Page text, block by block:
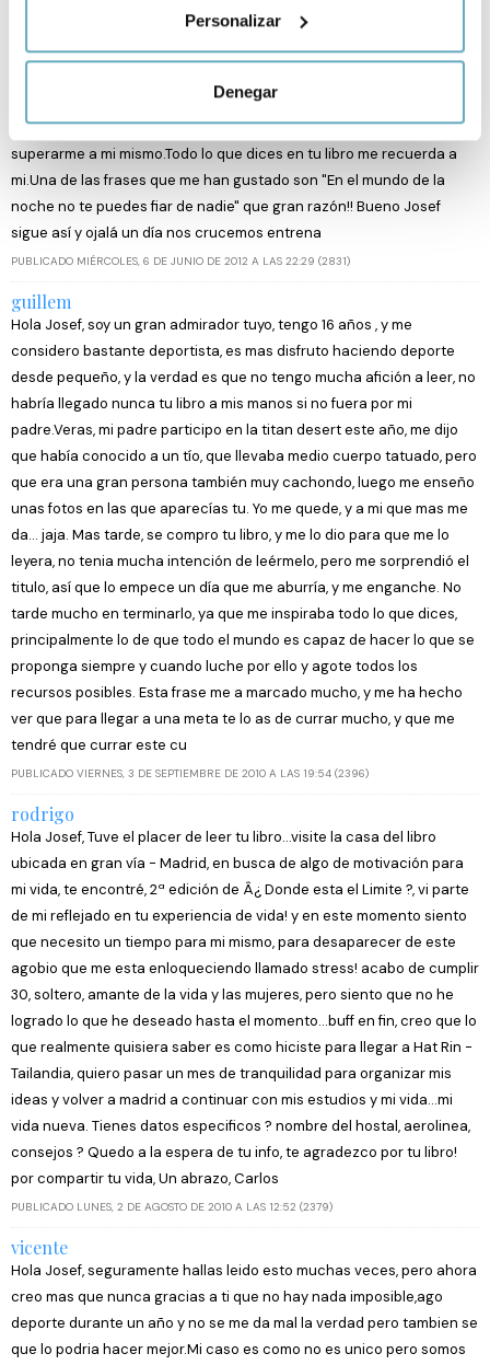
Identificar su dispositivo analizándolo activamente
datos personales y establezca sus preferencias en la
sección de datos. Puede cambiar o retirar su
consentimiento en cualquier momento en la Declaración
de cookies.
Las cookies de este sitio web se usan para personalizar
el contenido y los anuncios, ofrecer funciones de redes
sociales y analizar el tráfico. Además, compartimos
información sobre el uso que haga del sitio web con
nuestros partners de redes sociales, publicidad y análisis
web, quienes pueden combinarla con otra información
que les haya proporcionado o que hayan recopilado a
partir del uso que haya hecho de sus servicios.
Personalizar
Denegar
menos de una semana.Me parece que me vuelvo a enganchar a la
lectura.Bueno vamos al tema: Me ha encantado tu libro,salvando las
deporte muy temprano y lo dejé entre los 20 y 25 ya que salía mucho
de fiesta.Hace 5 años volví a montar en bici y busco competir para
superarme a mi mismo.Todo lo que dices en tu libro me recuerda a
mi.Una de las frases que me han gustado son "En el mundo de la
noche no te puedes fiar de nadie" que gran razón!! Bueno Josef
sigue así y ojalá un día nos crucemos entrena
PUBLICADO MIÉRCOLES, 6 DE JUNIO DE 2012 A LAS 22:29 (2831)
guillem
Hola Josef, soy un gran admirador tuyo, tengo 16 años , y me
considero bastante deportista, es mas disfruto haciendo deporte
desde pequeño, y la verdad es que no tengo mucha afición a leer, no
habría llegado nunca tu libro a mis manos si no fuera por mi
padre.Veras, mi padre participo en la titan desert este año, me dijo
que había conocido a un tío, que llevaba medio cuerpo tatuado, pero
que era una gran persona también muy cachondo, luego me enseño
unas fotos en las que aparecías tu. Yo me quede, y a mi que mas me
da... jaja. Mas tarde, se compro tu libro, y me lo dio para que me lo
leyera, no tenia mucha intención de leérmelo, pero me sorprendió el
titulo, así que lo empece un día que me aburría, y me enganche. No
tarde mucho en terminarlo, ya que me inspiraba todo lo que dices,
principalmente lo de que todo el mundo es capaz de hacer lo que se
proponga siempre y cuando luche por ello y agote todos los
recursos posibles. Esta frase me a marcado mucho, y me ha hecho
ver que para llegar a una meta te lo as de currar mucho, y que me
tendré que currar este cu
PUBLICADO VIERNES, 3 DE SEPTIEMBRE DE 2010 A LAS 19:54 (2396)
rodrigo
Hola Josef, Tuve el placer de leer tu libro...visite la casa del libro
ubicada en gran vía - Madrid, en busca de algo de motivación para
mi vida, te encontré, 2ª edición de Â¿ Donde esta el Limite ?, vi parte
de mi reflejado en tu experiencia de vida! y en este momento siento
que necesito un tiempo para mi mismo, para desaparecer de este
agobio que me esta enloqueciendo llamado stress! acabo de cumplir
30, soltero, amante de la vida y las mujeres, pero siento que no he
logrado lo que he deseado hasta el momento...buff en fin, creo que lo
que realmente quisiera saber es como hiciste para llegar a Hat Rin -
Tailandia, quiero pasar un mes de tranquilidad para organizar mis
ideas y volver a madrid a continuar con mis estudios y mi vida...mi
vida nueva. Tienes datos especificos ? nombre del hostal, aerolinea,
consejos ? Quedo a la espera de tu info, te agradezco por tu libro!
por compartir tu vida, Un abrazo, Carlos
PUBLICADO LUNES, 2 DE AGOSTO DE 2010 A LAS 12:52 (2379)
vicente
Hola Josef, seguramente hallas leido esto muchas veces, pero ahora
creo mas que nunca gracias a ti que no hay nada imposible,ago
deporte durante un año y no se me da mal la verdad pero tambien se
que lo podria hacer mejor.Mi caso es como no es unico pero somos